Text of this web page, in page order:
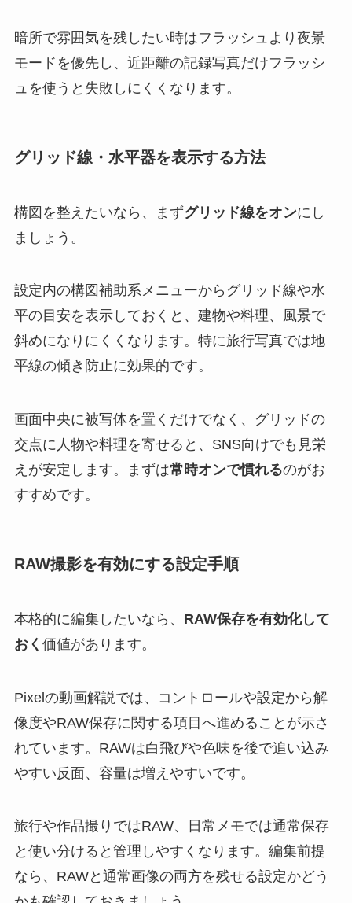
暗所で雰囲気を残したい時はフラッシュより夜景
モードを優先し、近距離の記録写真だけフラッシ
ュを使うと失敗しにくくなります。
グリッド線・水平器を表示する方法
構図を整えたいなら、まずグリッド線をオンにし
ましょう。
設定内の構図補助系メニューからグリッド線や水
平の目安を表示しておくと、建物や料理、風景で
斜めになりにくくなります。特に旅行写真では地
平線の傾き防止に効果的です。
画面中央に被写体を置くだけでなく、グリッドの
交点に人物や料理を寄せると、SNS向けでも見栄
えが安定します。まずは常時オンで慣れるのがお
すすめです。
RAW撮影を有効にする設定手順
本格的に編集したいなら、 RAW保存を有効化して
おく 価値があります。
Pixelの動画解説では、コントロールや設定から解
像度やRAW保存に関する項目へ進めることが示さ
れています。RAWは白飛びや色味を後で追い込み
やすい反面、容量は増えやすいです。
旅行や作品撮りではRAW、日常メモでは通常保存
と使い分けると管理しやすくなります。編集前提
なら、RAWと通常画像の両方を残せる設定かどう